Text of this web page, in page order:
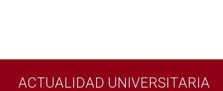
ACTUALIDAD UNIVERSITARIA